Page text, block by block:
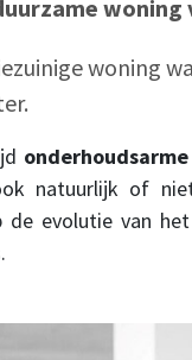
woning
woning
natuurlijk of
de evolutie van